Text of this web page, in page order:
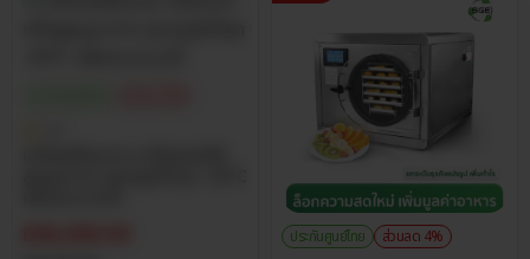
ประกันศูนย์ไทย
ส่วนลด 4%